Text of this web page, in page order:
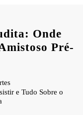
Onde
Pré-
e Tudo Sobre o